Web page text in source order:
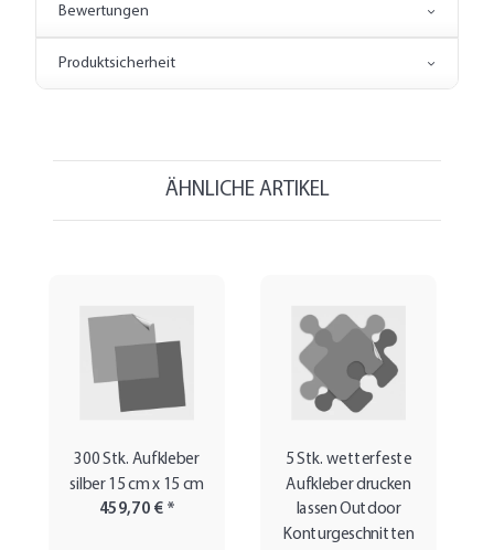
Bewertungen
Produktsicherheit
ÄHNLICHE ARTIKEL
300 Stk. Aufkleber
silber 15 cm x 15 cm
459,70 € *
5 Stk. wetterfeste
Aufkleber drucken
lassen Outdoor
Konturgeschnitten